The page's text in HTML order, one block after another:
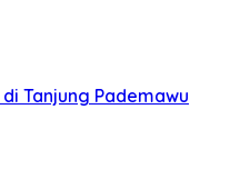
Tanjung Pademawu